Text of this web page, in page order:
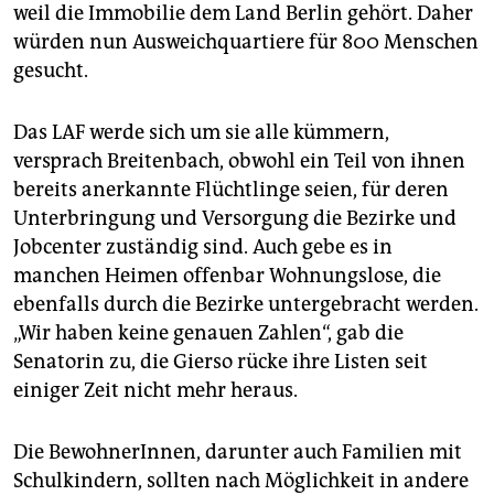
weil die Immobilie dem Land Berlin gehört. Daher
würden nun Ausweichquartiere für 800 Menschen
gesucht.
Das LAF werde sich um sie alle ­kümmern,
versprach Breitenbach, obwohl ein Teil von ihnen
bereits anerkannte Flüchtlinge seien, für deren
Unterbringung und Versorgung die Bezirke und
Jobcenter zuständig sind. Auch gebe es in
manchen ­Heimen offenbar Wohnungslose, die
ebenfalls durch die Bezirke untergebracht werden.
„Wir haben keine genauen Zahlen“, gab die
Senatorin zu, die Gierso rücke ihre Listen seit
einiger Zeit nicht mehr heraus.
Die BewohnerInnen, darunter auch Familien mit
Schulkindern, sollten nach Möglichkeit in andere